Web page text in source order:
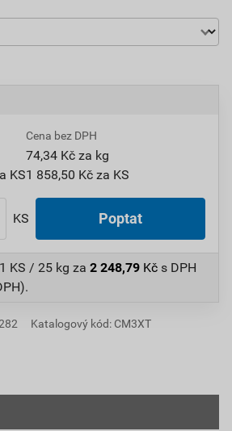
KS
Cena bez DPH
74,34 Kč za kg
1 858,50 Kč za KS
KS Poptat
1 KS / 25 kg za 2 248,79 Kč s DPH
Katalogový kód: CM3XT